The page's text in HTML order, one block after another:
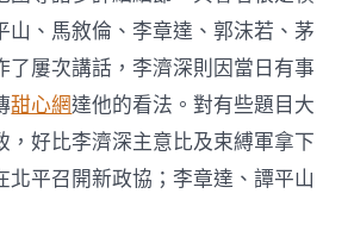
山、馬敘倫、李章達、郭沫若、茅
了屢次講話，李濟深則因當日有事
甜心網達他的看法。對有些題目大
，好比李濟深主意比及束縛軍拿下
北平召開新政協；李章達、譚平山